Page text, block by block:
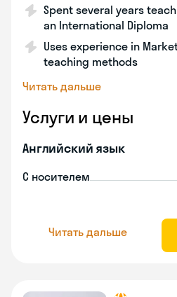
Spent several years
an International Diploma
Uses experience in
teaching methods
Читать дальше
Услуги и цены
Английский язык
С носителем
Читать дальше